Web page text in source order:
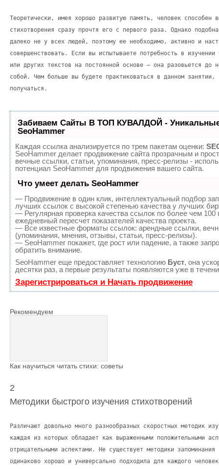
Теоретически, имея хорошо развитую память, человек способен
стихотворения сразу прочтя его с первого раза. Однако
далеко не у всех людей, поэтому ее необходимо, активно и
совершенствовать. Если вы испытываете потребность в изучении
или других текстов на постоянной основе – она разовьется до
собой. Чем больше вы будете практиковаться в данном
получаться.
Забиваем Сайты В ТОП КУВАЛДОЙ -
SeoHammer
Каждая ссылка анализируется по трем пакетам оценки:
SeoHammer делает продвижение сайта прозрачным и
вечные ссылки, статьи, упоминания, пресс-релизы -
потенциал SeoHammer для продвижения вашего сайта.
Что умеет делать SeoHammer
— Продвижение в один клик, интеллектуальный подбор
лучших ссылок с высокой степенью качества у лучших
— Регулярная проверка качества ссылок по более чем 100
ежедневный пересчет показателей качества проекта.
— Все известные форматы ссылок: арендные ссылки,
(упоминания, мнения, отзывы, статьи, пресс-релизы).
— SeoHammer покажет, где рост или падение, а также
обратить внимание.
SeoHammer еще предоставляет технологию Буст, она
десятки раз, а первые результаты появляются уже в
Зарегистрироваться и Начать продвижение
Рекомендуем
Как научиться читать стихи: советы
2
Методики быстрого изучения стихотворений
Различают довольно много разнообразных скоростных методик
каждая из которых обладает как выраженными положительными
отрицательными аспектами. Не существует методики
одинаково хорошо и универсально подходила для каждого